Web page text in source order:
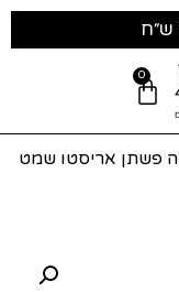
0
פשתן אריסטו שמט